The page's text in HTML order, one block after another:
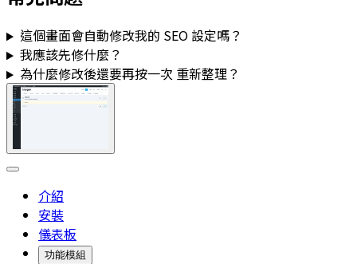
這個畫面會自動修改我的 SEO 設定嗎？
我應該先修什麼？
為什麼修改後還要再按一次 重新整理？
介紹
安裝
儀表板
功能模組